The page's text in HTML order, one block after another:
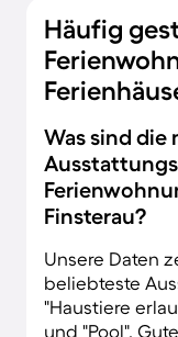
Häufig
Was sind die
Finsterau?
Unsere Daten
beliebteste
"Haustiere
und "Pool".